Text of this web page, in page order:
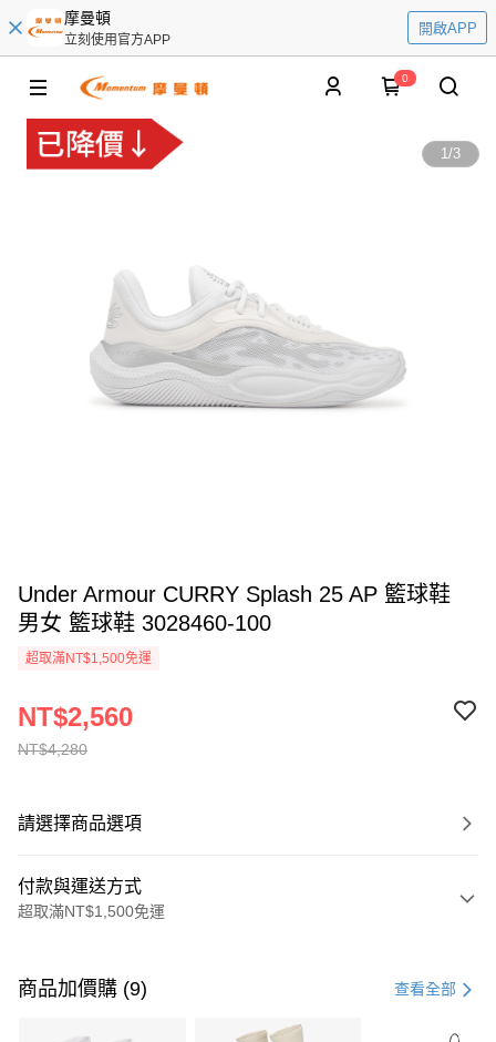
摩曼頓
立刻使用官方APP
開啟APP
0
1/3
Under Armour CURRY Splash 25 AP 籃球鞋
男女 籃球鞋 3028460-100
超取滿NT$1,500免運
NT$4,280
NT$2,560
請選擇商品選項
付款與運送方式
超取滿NT$1,500免運
信用卡一次付款
商品加價購 (9) 查看全部